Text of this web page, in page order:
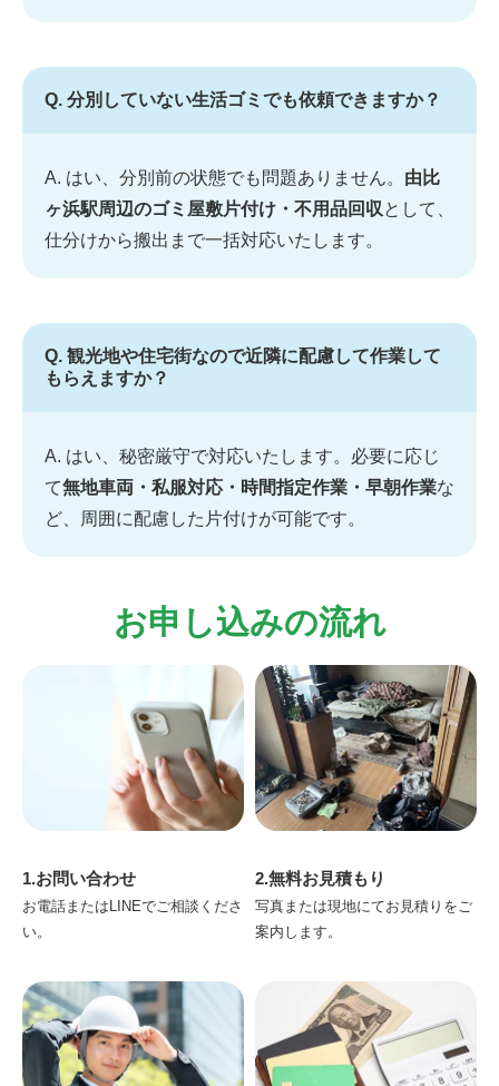
Q. 分別していない生活ゴミでも依頼できますか？
A. はい、分別前の状態でも問題ありません。 由比
ヶ浜駅周辺のゴミ屋敷片付け・不用品回収 として、
仕分けから搬出まで一括対応いたします。
Q. 観光地や住宅街なので近隣に配慮して作業して
もらえますか？
A. はい、秘密厳守で対応いたします。必要に応じ
て無地車両・私服対応・時間指定作業・早朝作業な
ど、周囲に配慮した片付けが可能です。
お申し込みの流れ
1.お問い合わせ
お電話またはLINEでご相談くださ
い。
2.無料お見積もり
写真または現地にてお見積りをご
案内します。